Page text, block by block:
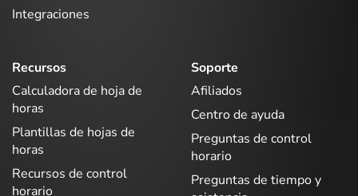
Integraciones
Recursos
Calculadora de hoja de
horas
Plantillas de hojas de
horas
Recursos de control
horario
Soporte
Afiliados
Centro de ayuda
Preguntas de control
horario
Preguntas de tiempo y